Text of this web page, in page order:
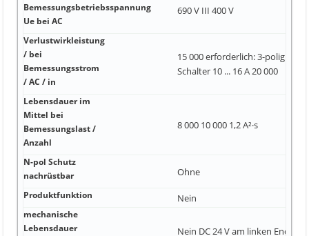
Bemessungsbetriebsspannung
Ue bei AC
690 V III 400 V
Verlustwirkleistung
/ bei
Bemessungsstrom
/ AC / in
15 000 erforderlich: 3-polig
Schalter 10 ... 16 A 20 000
Lebensdauer im
Mittel bei
Bemessungslast /
Anzahl
8 000 10 000 1,2 A²·s
N-pol Schutz
nachrüstbar
Ohne
Produktfunktion Nein
mechanische
Lebensdauer
Nein DC 24 V am linken Ende